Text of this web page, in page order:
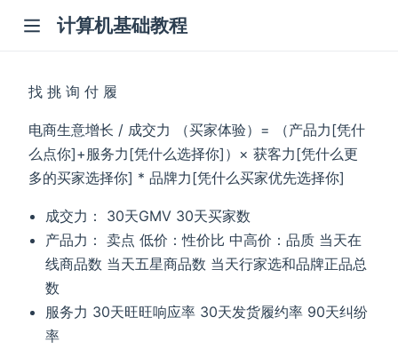
计算机基础教程
找 挑 询 付 履
电商生意增长 / 成交力 （买家体验）= （产品力[凭什
么点你]+服务力[凭什么选择你]）× 获客力[凭什么更
多的买家选择你] * 品牌力[凭什么买家优先选择你]
成交力： 30天GMV 30天买家数
产品力： 卖点 低价：性价比 中高价：品质 当天在
线商品数 当天五星商品数 当天行家选和品牌正品总
数
服务力 30天旺旺响应率 30天发货履约率 90天纠纷
率